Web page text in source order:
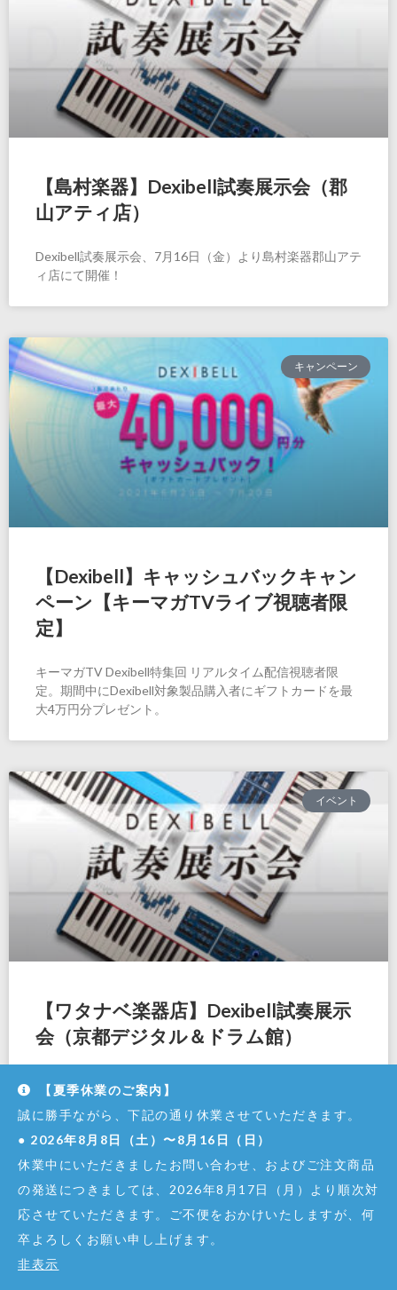
【島村楽器】Dexibell試奏展示会（郡
山アティ店）
Dexibell試奏展示会、7月16日（金）より島村楽器郡山アテ
ィ店にて開催！
キャンペーン
【Dexibell】キャッシュバックキャン
ペーン【キーマガTVライブ視聴者限
定】
キーマガTV Dexibell特集回 リアルタイム配信視聴者限
定。期間中にDexibell対象製品購入者にギフトカードを最
大4万円分プレゼント。
イベント
【ワタナベ楽器店】Dexibell試奏展示
会（京都デジタル＆ドラム館）
Dexibell試奏展示会、7月17日（土）よりワタナベ楽器店京
都デジタル＆ドラム館にて開催！
イベント
【夏季休業のご案内】
誠に勝手ながら、下記の通り休業させていただきます。
● 2026年8月8日（土）〜8月16日（日）
休業中にいただきましたお問い合わせ、およびご注文商品
の発送につきましては、2026年8月17日（月）より順次対
応させていただきます。ご不便をおかけいたしますが、何
卒よろしくお願い申し上げます。
非表示